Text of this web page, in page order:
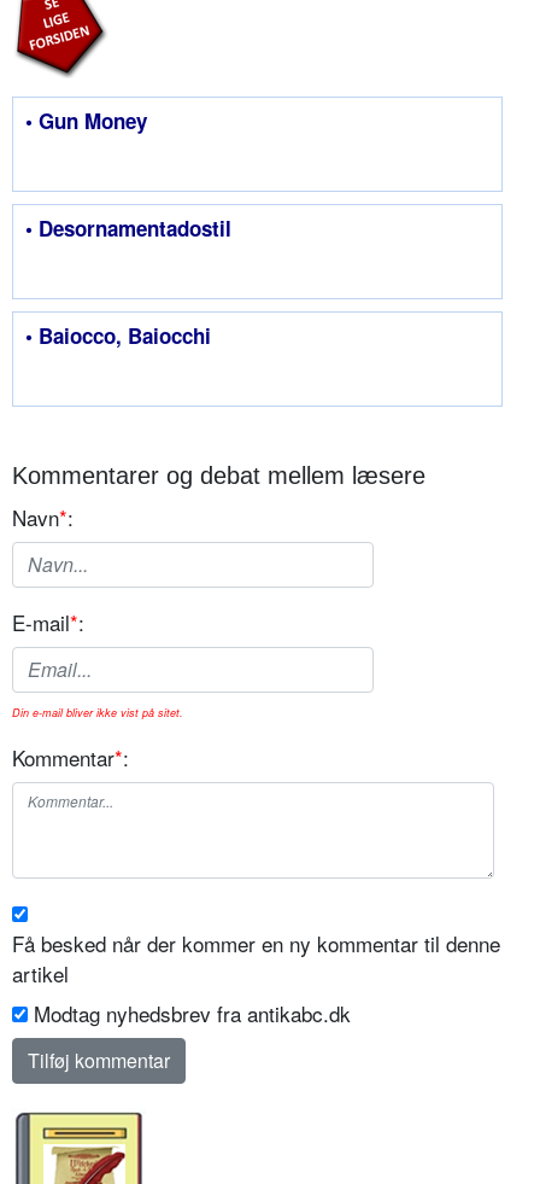
• Gun Money
• Desornamentadostil
• Baiocco, Baiocchi
Kommentarer og debat mellem læsere
Navn*:
E-mail*:
Din e-mail bliver ikke vist på sitet.
Kommentar*:
Få besked når der kommer en ny kommentar til denne
artikel
Modtag nyhedsbrev fra antikabc.dk